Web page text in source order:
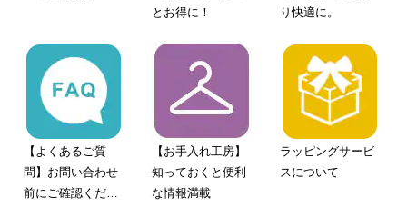
とお得に！
り快適に。
【よくあるご質
問】お問い合わせ
前にご確認くださ
【お手入れ工房】
知っておくと便利
な情報満載
ラッピングサービ
スについて